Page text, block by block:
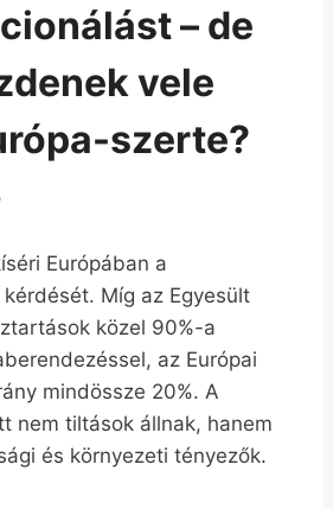
– de
vele
szerte?
Európában a
Míg az Egyesült
közel 90%-a
az Európai
mindössze 20%. A
nem tiltások állnak, hanem
és környezeti tényezők.